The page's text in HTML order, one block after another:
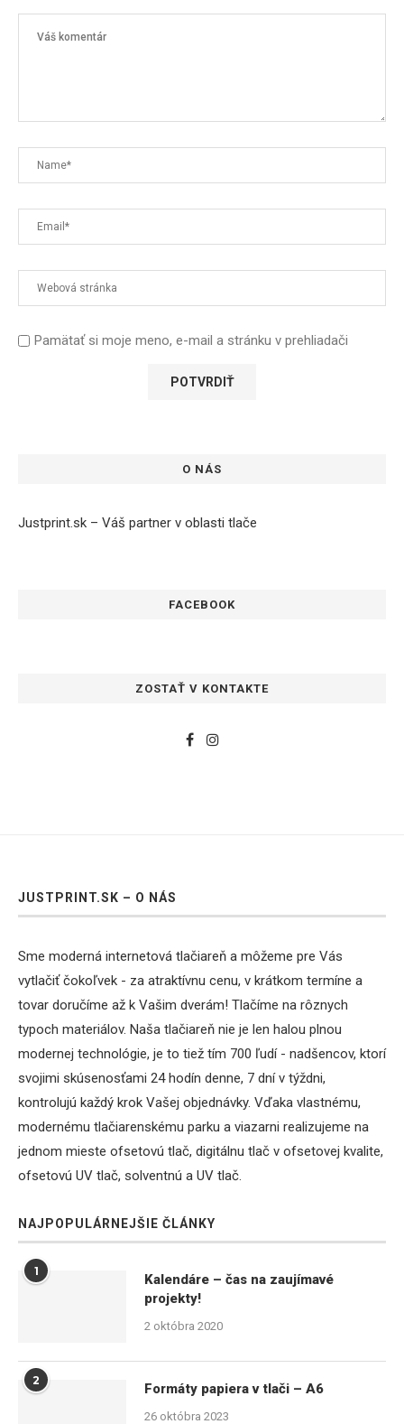
Pamätať si moje meno, e-mail a stránku v prehliadači
O NÁS
Justprint.sk – Váš partner v oblasti tlače
FACEBOOK
ZOSTAŤ V KONTAKTE
JUSTPRINT.SK – O NÁS
Sme moderná internetová tlačiareň a môžeme pre Vás
vytlačiť čokoľvek - za atraktívnu cenu, v krátkom termíne a
tovar doručíme až k Vašim dverám! Tlačíme na rôznych
typoch materiálov. Naša tlačiareň nie je len halou plnou
modernej technológie, je to tiež tím 700 ľudí - nadšencov, ktorí
svojimi skúsenosťami 24 hodín denne, 7 dní v týždni,
kontrolujú každý krok Vašej objednávky. Vďaka vlastnému,
modernému tlačiarenskému parku a viazarni realizujeme na
jednom mieste ofsetovú tlač, digitálnu tlač v ofsetovej kvalite,
ofsetovú UV tlač, solventnú a UV tlač.
NAJPOPULÁRNEJŠIE ČLÁNKY
1
Kalendáre – čas na zaujímavé
projekty!
2 októbra 2020
2
Formáty papiera v tlači – A6
26 októbra 2023